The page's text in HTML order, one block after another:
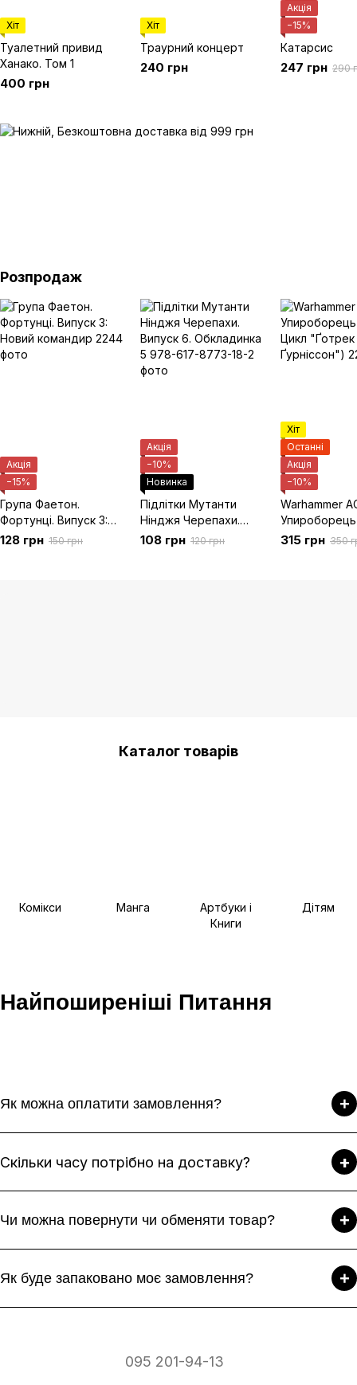
Хіт
Туалетний привид
Ханако. Том 1
400 грн
Хіт
Траурний концерт
240 грн
Акція
−15%
Катарсис
247 грн 290
Розпродаж
Акція
−15%
Група Фаетон.
Фортунці. Випуск 3:
Новий командир
128 грн 150 грн
Акція
−10%
Новинка
Підлітки Мутанти
Нінджя Черепахи.
Випуск 6. Обкладинка
108 грн 120 грн
Хіт
Останні
Акція
−10%
Warhammer
Упироборець
Цикл "Ґотрек
315 грн 350
Каталог товарів
Комікси Манга
Артбуки і
Книги
Дітям
Найпоширеніші Питання
Як можна оплатити замовлення? +
Скільки часу потрібно на доставку? +
Чи можна повернути чи обменяти товар? +
Як буде запаковано моє замовлення? +
095 201-94-13